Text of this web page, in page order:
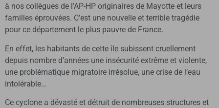
à nos collègues de l’AP-HP originaires de Mayotte et leurs
familles éprouvées. C’est une nouvelle et terrible tragédie
pour ce département le plus pauvre de France.
En effet, les habitants de cette île subissent cruellement
depuis nombre d’années une insécurité extrême et violente,
une problématique migratoire irrésolue, une crise de l’eau
intolérable…
Ce cyclone a dévasté et détruit de nombreuses structures et